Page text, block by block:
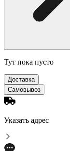
Тут пока пусто
Доставка
Самовывоз
Указать адрес